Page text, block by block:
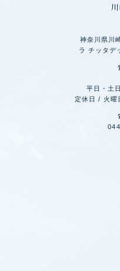
神奈川県川
ラ チッタデ
平日・土
定休日 / 火曜